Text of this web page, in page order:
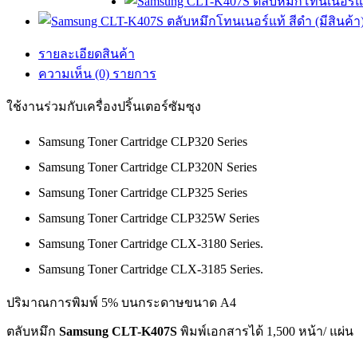
รายละเอียดสินค้า
ความเห็น (0) รายการ
ใช้งานร่วมกับเครื่องปริ้นเตอร์ซัมซุง
Samsung Toner Cartridge CLP320 Series
Samsung Toner Cartridge CLP320N Series
Samsung Toner Cartridge CLP325 Series
Samsung Toner Cartridge CLP325W Series
Samsung Toner Cartridge CLX-3180 Series.
Samsung Toner Cartridge CLX-3185 Series.
ปริมาณการพิมพ์ 5% บนกระดาษขนาด A4
ตลับหมึก Samsung CLT-K407S พิมพ์เอกสารได้ 1,500 หน้า/ แผ่น